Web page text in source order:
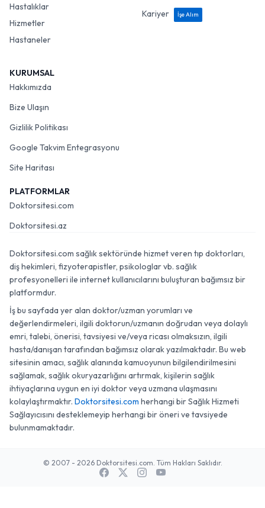
Hastalıklar
Hizmetler
Hastaneler
Kariyer
İşe Alım
KURUMSAL
Hakkımızda
Bize Ulaşın
Gizlilik Politikası
Google Takvim Entegrasyonu
Site Haritası
PLATFORMLAR
Doktorsitesi.com
Doktorsitesi.az
Doktorsitesi.com sağlık sektöründe hizmet veren tıp doktorları,
diş hekimleri, fizyoterapistler, psikologlar vb. sağlık
profesyonelleri ile internet kullanıcılarını buluşturan bağımsız bir
platformdur.
İş bu sayfada yer alan doktor/uzman yorumları ve
değerlendirmeleri, ilgili doktorun/uzmanın doğrudan veya dolaylı
emri, talebi, önerisi, tavsiyesi ve/veya ricası olmaksızın, ilgili
hasta/danışan tarafından bağımsız olarak yazılmaktadır. Bu web
sitesinin amacı, sağlık alanında kamuoyunun bilgilendirilmesini
sağlamak, sağlık okuryazarlığını artırmak, kişilerin sağlık
ihtiyaçlarına uygun en iyi doktor veya uzmana ulaşmasını
kolaylaştırmaktır. Doktorsitesi.com herhangi bir Sağlık Hizmeti
Sağlayıcısını desteklemeyip herhangi bir öneri ve tavsiyede
bulunmamaktadır.
© 2007 - 2026 Doktorsitesi.com. Tüm Hakları Saklıdır.